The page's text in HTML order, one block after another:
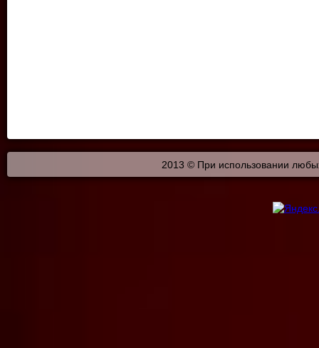
2013 © При использовании